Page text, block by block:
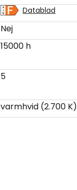
Datablad
Nej
15000 h
5
varmhvid (2.700 K)